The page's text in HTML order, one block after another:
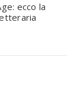
ecco la